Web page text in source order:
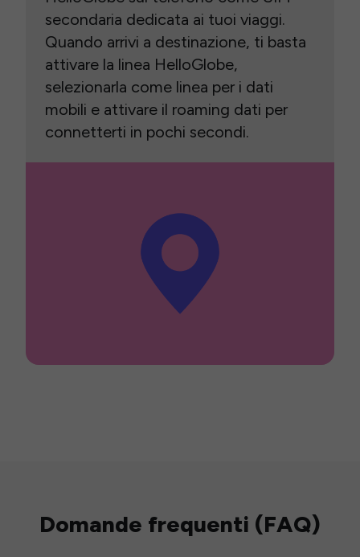
secondaria dedicata ai tuoi viaggi.
Quando arrivi a destinazione, ti basta
attivare la linea HelloGlobe,
selezionarla come linea per i dati
mobili e attivare il roaming dati per
connetterti in pochi secondi.
Domande frequenti (FAQ)